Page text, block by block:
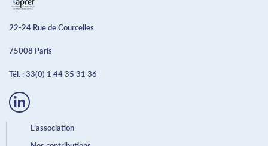
22-24 Rue de Courcelles
75008 Paris
Tél. :33(0) 1 44 35 31 36
L’association